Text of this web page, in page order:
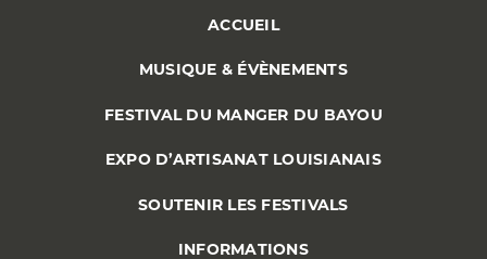
ACCUEIL
MUSIQUE & ÉVÈNEMENTS
FESTIVAL DU MANGER DU BAYOU
EXPO D’ARTISANAT LOUISIANAIS
SOUTENIR LES FESTIVALS
INFORMATIONS